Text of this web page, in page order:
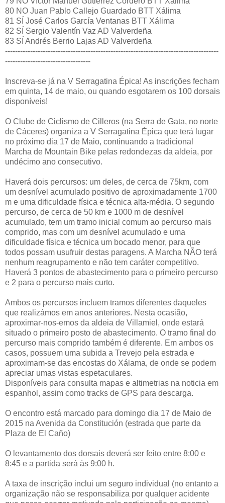
80 NO Juan Pablo Callejo Guardado BTT Xálima
81 SÍ José Carlos García Ventanas BTT Xálima
82 SÍ Sergio Valentín Vaz AD Valverdeña
83 SÍ Andrés Berrio Lajas AD Valverdeña
-------------------------------------------------------------------------------------
----------------------------------
Inscreva-se já na V Serragatina Épica! As inscrições fecham
em quinta, 14 de maio, ou quando esgotarem os 100 dorsais
disponíveis!
O Clube de Ciclismo de Cilleros (na Serra de Gata, no norte
de Cáceres) organiza a V Serragatina Épica que terá lugar
no próximo dia 17 de Maio, continuando a tradicional
Marcha de Mountain Bike pelas redondezas da aldeia, por
undécimo ano consecutivo.
Haverá dois percursos: um deles, de cerca de 75km, com
um desnível acumulado positivo de aproximadamente 1700
m e uma dificuldade física e técnica alta-média. O segundo
percurso, de cerca de 50 km e 1000 m de desnível
acumulado, tem um tramo inicial comum ao percurso mais
comprido, mas com um desnível acumulado e uma
dificuldade física e técnica um bocado menor, para que
todos possam usufruir destas paragens. A Marcha NÃO terá
nenhum reagrupamento e não tem caráter competitivo.
Haverá 3 pontos de abastecimento para o primeiro percurso
e 2 para o percurso mais curto.
Ambos os percursos incluem tramos diferentes daqueles
que realizámos em anos anteriores. Nesta ocasião,
aproximar-nos-emos da aldeia de Villamiel, onde estará
situado o primeiro posto de abastecimento. O tramo final do
percurso mais comprido também é diferente. Em ambos os
casos, possuem uma subida a Trevejo pela estrada e
aproximam-se das encostas do Xálama, de onde se podem
apreciar umas vistas espetaculares.
Disponíveis para consulta mapas e altimetrias na noticia em
espanhol, assim como tracks de GPS para descarga.
O encontro está marcado para domingo dia 17 de Maio de
2015 na Avenida da Constitución (estrada que parte da
Plaza de El Caño)
O levantamento dos dorsais deverá ser feito entre 8:00 e
8:45 e a partida será às 9:00 h.
A taxa de inscrição inclui um seguro individual (no entanto a
organização não se responsabiliza por qualquer acidente